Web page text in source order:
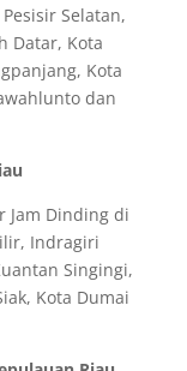
Selatan,
Datar, Kota
Kota
dan
Jam Dinding di
Indragiri
Singingi,
Kota Dumai